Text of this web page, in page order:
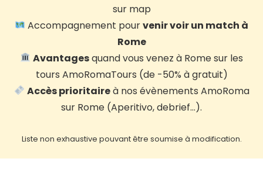
sur map
Accompagnement pourvenir voir un match à
Rome
Avantagesquand vous venez à Rome sur les
tours AmoRomaTours (de -50% à gratuit)
Accès prioritaireà nos évènements AmoRoma
sur Rome (Aperitivo, debrief…).
Liste non exhaustive pouvant être soumise à modification.